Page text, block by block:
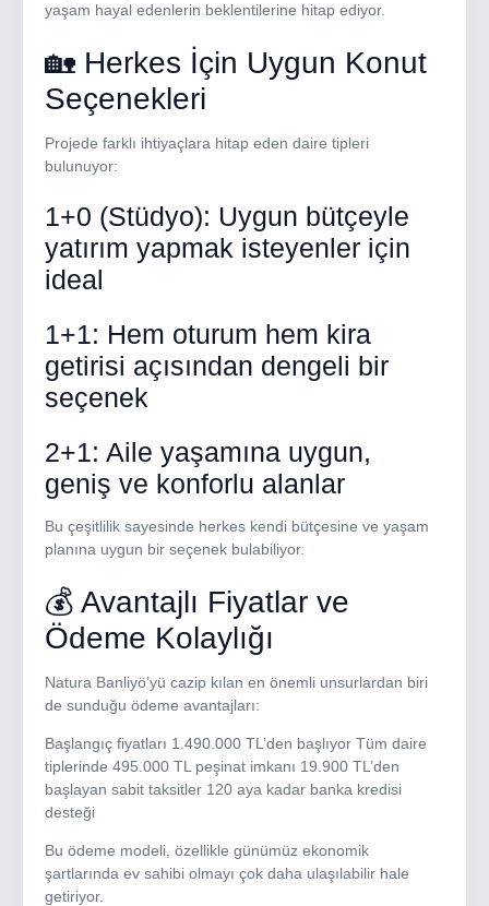
yaşam hayal edenlerin beklentilerine hitap ediyor.
🏡 Herkes İçin Uygun Konut
Seçenekleri
Projede farklı ihtiyaçlara hitap eden daire tipleri
bulunuyor:
1+0 (Stüdyo): Uygun bütçeyle
yatırım yapmak isteyenler için
ideal
1+1: Hem oturum hem kira
getirisi açısından dengeli bir
seçenek
2+1: Aile yaşamına uygun,
geniş ve konforlu alanlar
Bu çeşitlilik sayesinde herkes kendi bütçesine ve yaşam
planına uygun bir seçenek bulabiliyor.
💰 Avantajlı Fiyatlar ve
Ödeme Kolaylığı
Natura Banliyö’yü cazip kılan en önemli unsurlardan biri
de sunduğu ödeme avantajları:
Başlangıç fiyatları 1.490.000 TL’den başlıyor Tüm daire
tiplerinde 495.000 TL peşinat imkanı 19.900 TL’den
başlayan sabit taksitler 120 aya kadar banka kredisi
desteği
Bu ödeme modeli, özellikle günümüz ekonomik
şartlarında ev sahibi olmayı çok daha ulaşılabilir hale
getiriyor.